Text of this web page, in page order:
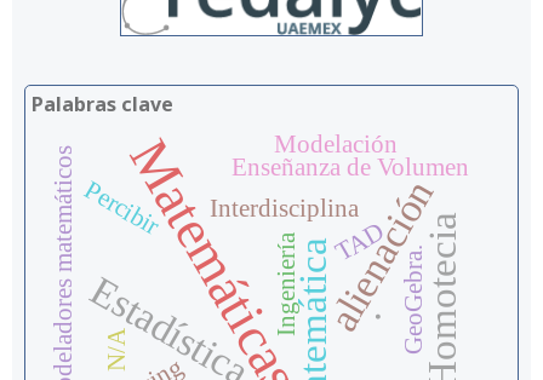
Palabras clave
Matemáticas
Estadística Matemáticaalienación
Homotecia
.
Enseñanza de Volumen
Modeladores matemáticos Interdisciplina
GeoGebra.
Modelación
Percibir
TAD
Ingeniería
N/A